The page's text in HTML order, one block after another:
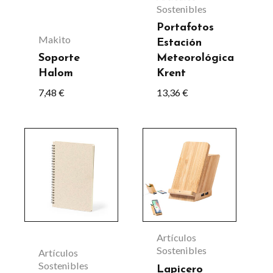
Makito
Soporte
Halom
7,48 €
pueden
elegir
producto
Sostenibles
Portafotos
Estación
Meteorológica
Krent
13,36€
Artículos
Sostenibles
producto
tiene
múltiples
variantes.
opciones
se
Artículos
Sostenibles
Lapicero